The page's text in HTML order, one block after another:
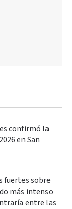
confirmó la
en San
fuertes sobre
más intenso
entre las